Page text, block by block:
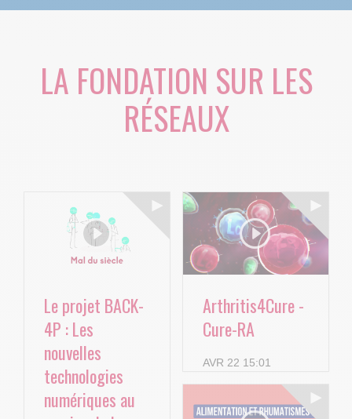
LA FONDATION SUR LES
RÉSEAUX
Le projet BACK-
4P : Les
nouvelles
technologies
numériques au
Arthritis4Cure -
Cure-RA
AVR 22 15:01